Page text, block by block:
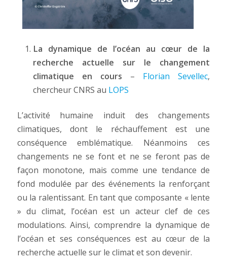
La dynamique de l’océan au cœur de la
recherche actuelle sur le changement
climatique en cours – Florian Sevellec,
chercheur CNRS au LOPS
L’activité humaine induit des changements
climatiques, dont le réchauffement est une
conséquence emblématique. Néanmoins ces
changements ne se font et ne se feront pas de
façon monotone, mais comme une tendance de
fond modulée par des événements la renforçant
ou la ralentissant. En tant que composante « lente
» du climat, l’océan est un acteur clef de ces
modulations. Ainsi, comprendre la dynamique de
l’océan et ses conséquences est au cœur de la
recherche actuelle sur le climat et son devenir.